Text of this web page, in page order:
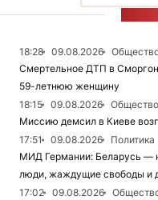
18:28 09.08.2026
Смертельное ДТП в
59-летнюю женщину
18:15
09.08.2026
Миссию демсил в Киеве
17:51
09.08.2026
Политика
МИД Германии: Беларусь —
люди, жаждущие свободы и
17:02
09.08.2026